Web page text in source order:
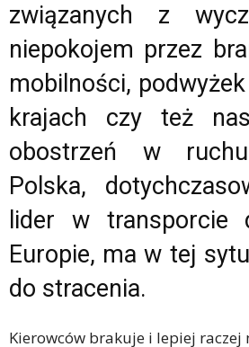
związanych z
niepokojem przez
mobilności,
krajach czy też
obostrzeń w
Polska,
lider w transporcie
Europie, ma w tej
do stracenia.
Kierowców brakuje i lepiej raczej